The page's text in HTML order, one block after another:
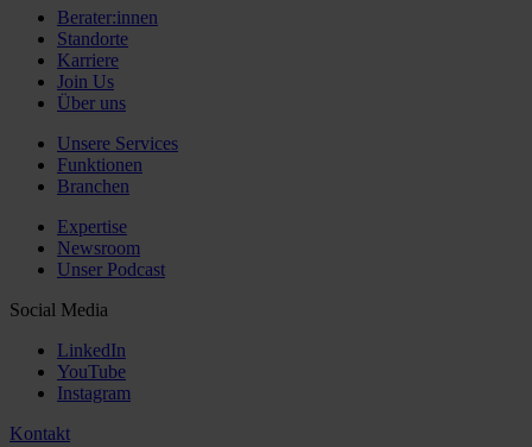
Berater:innen
Standorte
Karriere
Join Us
Über uns
Unsere Services
Funktionen
Branchen
Expertise
Newsroom
Unser Podcast
Social Media
LinkedIn
YouTube
Instagram
Kontakt